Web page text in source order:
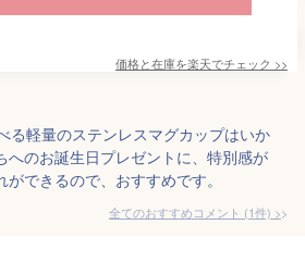
価格と在庫を楽天でチェック >>
る軽量のステンレスマグカップはいか
へのお誕生日プレゼントに、特別感が
できるので、おすすめです。
全てのおすすめコメント (1件) >